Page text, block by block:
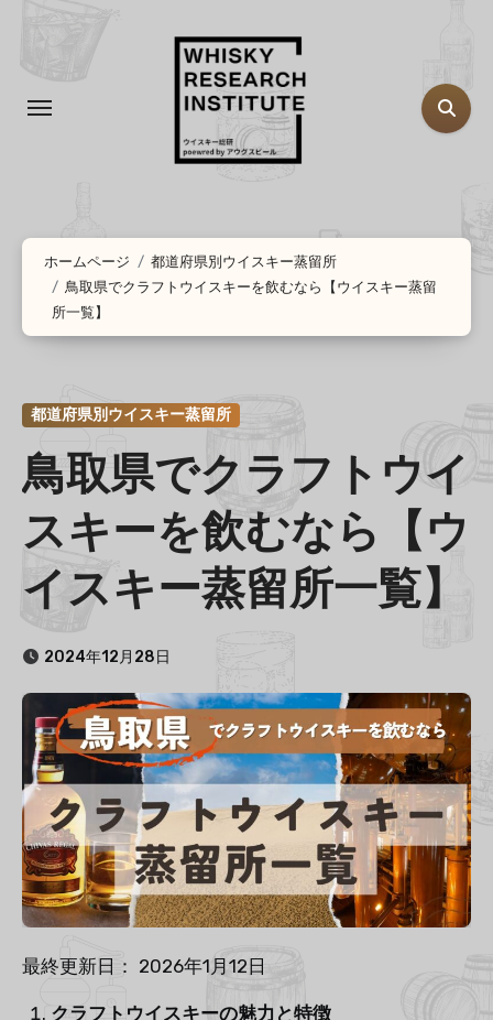
ホームページ
都道府県別ウイスキー蒸留所
鳥取県でクラフトウイスキーを飲むなら【ウイスキー蒸留
所一覧】
都道府県別ウイスキー蒸留所
鳥取県でクラフトウイ
スキーを飲むなら【ウ
イスキー蒸留所一覧】
2024年12月28日
最終更新日： 2026年1月12日
クラフトウイスキーの魅力と特徴